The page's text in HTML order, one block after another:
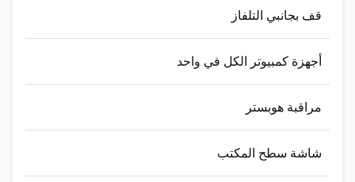
قف بجانبي التلفاز
أجهزة كمبيوتر الكل في واحد
مراقبة هوبستر
شاشة سطح المكتب